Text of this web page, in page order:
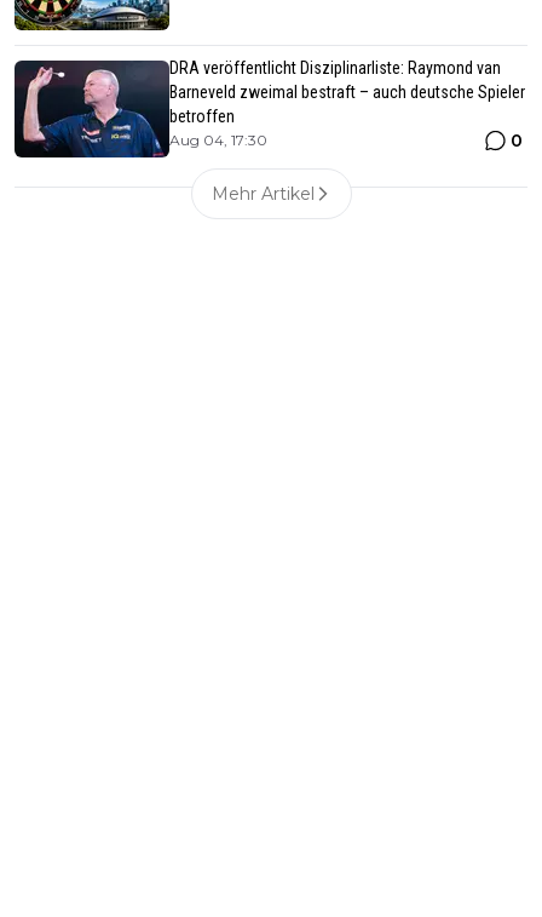
DRA veröffentlicht Disziplinarliste: Raymond van
Barneveld zweimal bestraft – auch deutsche Spieler
betroffen
Aug 04, 17:30 0
Mehr Artikel